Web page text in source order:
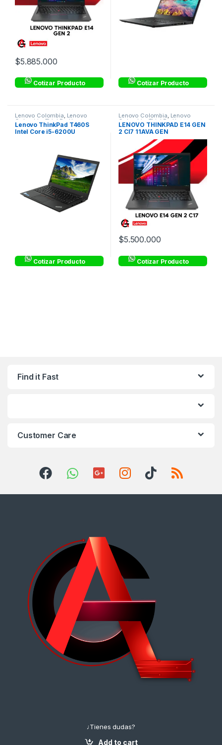
Add to cart
$5.885.000
Cotizar Producto Cotizar Producto
Lenovo Colombia, Lenovo
Colombia,ThinkPad Lenovo
Corporativo
Lenovo ThinkPad T460S
Intel Core i5-6200U
Cotizar Producto
Lenovo Colombia, Lenovo
Colombia ,ThinkPad Lenovo
Corporativo
LENOVO THINKPAD E14 GEN
2 CI7 11AVA GEN
$5.500.000
Cotizar Producto
Find it Fast
Customer Care
¿Tienes dudas?